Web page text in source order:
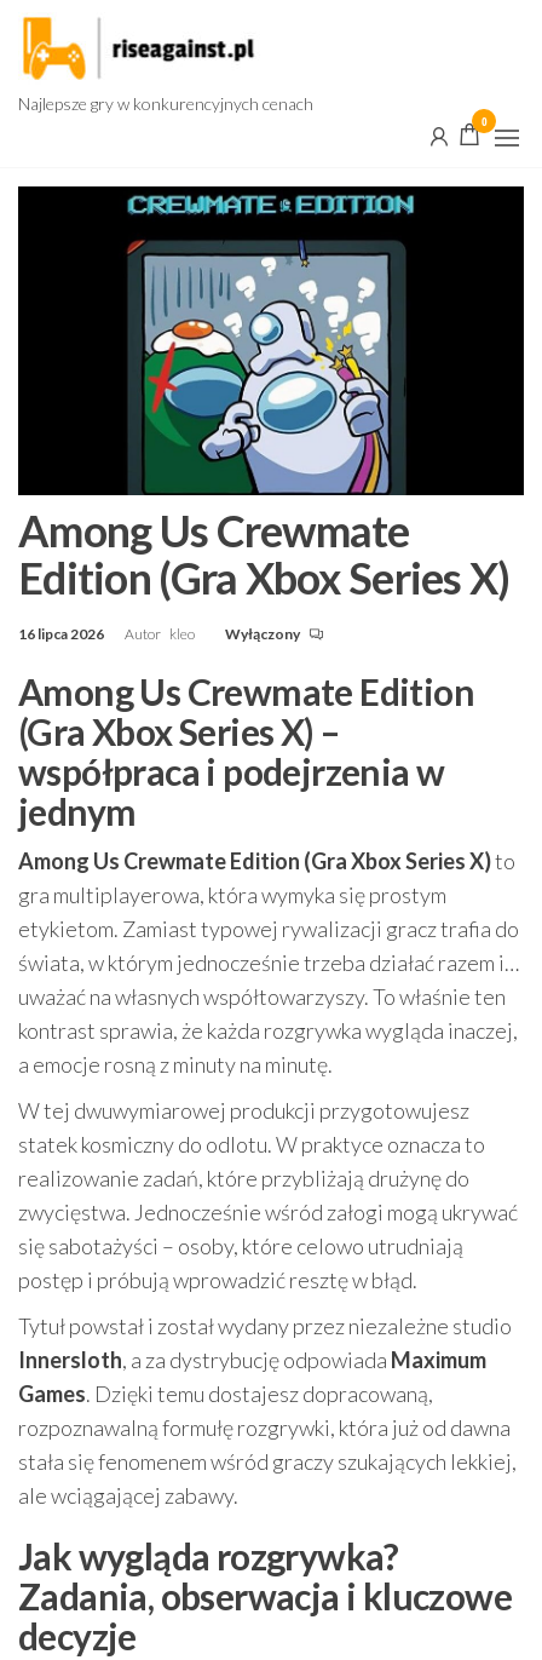
Przejdź
treści
Najlepsze gry w konkurencyjnych cenach
0
Among Us Crewmate
Edition (Gra Xbox Series X)
16 lipca 2026 Autor kleo Wyłączony
Among Us Crewmate Edition
(Gra Xbox Series X) –
współpraca i podejrzenia w
jednym
Among Us Crewmate Edition (Gra Xbox Series X)to
gra multiplayerowa, która wymyka się prostym
etykietom. Zamiast typowej rywalizacji gracz trafia do
świata, w którym jednocześnie trzeba działać razem i…
uważać na własnych współtowarzyszy. To właśnie ten
kontrast sprawia, że każda rozgrywka wygląda inaczej,
a emocje rosną z minuty na minutę.
W tej dwuwymiarowej produkcji przygotowujesz
statek kosmiczny do odlotu. W praktyce oznacza to
realizowanie zadań, które przybliżają drużynę do
zwycięstwa. Jednocześnie wśród załogi mogą ukrywać
się sabotażyści – osoby, które celowo utrudniają
postęp i próbują wprowadzić resztę w błąd.
Tytuł powstał i został wydany przez niezależne studio
Innersloth, a za dystrybucję odpowiada Maximum
Games. Dzięki temu dostajesz dopracowaną,
rozpoznawalną formułę rozgrywki, która już od dawna
stała się fenomenem wśród graczy szukających lekkiej,
ale wciągającej zabawy.
Jak wygląda rozgrywka?
Zadania, obserwacja i kluczowe
decyzje